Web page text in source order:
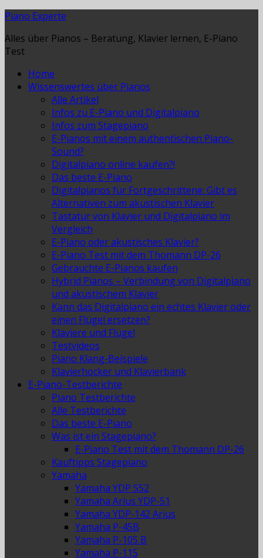
Piano Experte
Alles über Pianos – Beratung, Klavier lernen, E-Piano
Test
Home
Wissenswertes über Pianos
Alle Artikel
Infos zu E-Piano und Digitalpiano
Infos zum Stagepiano
E-Pianos mit einem authentischen Piano-
Sound?
Digitalpiano online kaufen?!
Das beste E-Piano
Digitalpianos für Fortgeschrittene: Gibt es
Alternativen zum akustischen Klavier
Tastatur von Klavier und Digitalpiano im
Vergleich
E-Piano oder akustisches Klavier?
E-Piano Test mit dem Thomann DP-26
Gebrauchte E-Pianos kaufen
Hybrid Pianos – Verbindung von Digitalpiano
und akustischem Klavier
Kann das Digitalpiano ein echtes Klavier oder
einen Flügel ersetzen?
Klaviere und Flügel
Testvideos
Piano Klang-Beispiele
Klavierhocker und Klavierbank
E-Piano-Testberichte
Piano Testberichte
Alle Testberichte
Das beste E-Piano
Was ist ein Stagepiano?
E-Piano Test mit dem Thomann DP-26
Kauftipps Stagepiano
Yamaha
Yamaha YDP S52
Yamaha Arius YDP-51
Yamaha YDP-142 Arius
Yamaha P-45B
Yamaha P-105 B
Yamaha P-115